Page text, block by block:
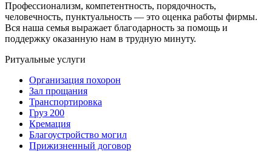
Профессионализм, компетентность, порядочность,
человечность, пунктуальность — это оценка работы фирмы.
Вся наша семья выражает благодарность за помощь и
поддержку оказанную нам в трудную минуту.
Ритуальные услуги
Организация похорон
Зал прощания
Транспортировка
Груз 200
Кремация
Благоустройство могил
Прижизненный договор